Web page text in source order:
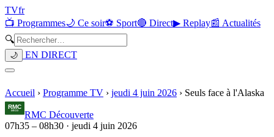
TVfr
📺 Programmes🌙 Ce soir⚽ Sport🔴 Direct▶ Replay📰 Actualités
🔍
🌙 EN DIRECT
Accueil › Programme TV › jeudi 4 juin 2026 › Seuls face à l'Alaska
RMC Découverte
07h35 – 08h30 · jeudi 4 juin 2026